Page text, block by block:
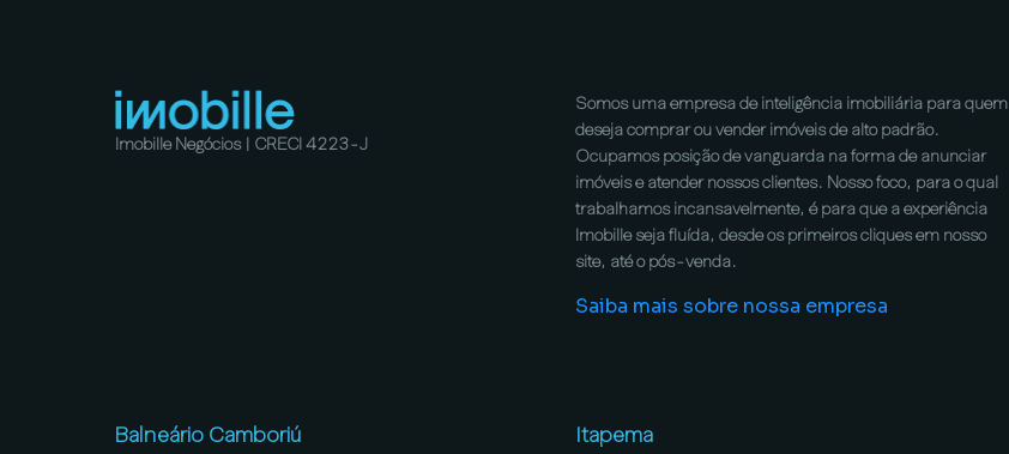
Imobille Negócios | CRECI 4223-J
Somos uma empresa de inteligência imobiliária para quem
deseja comprar ou vender imóveis de alto padrão.
Ocupamos posição de vanguarda na forma de anunciar
imóveis e atender nossos clientes. Nosso foco, para o qual
trabalhamos incansavelmente, é para que a experiência
Imobille seja fluída, desde os primeiros cliques em nosso
site, até o pós-venda.
Saiba mais sobre nossa empresa
Balneário Camboriú Itapema